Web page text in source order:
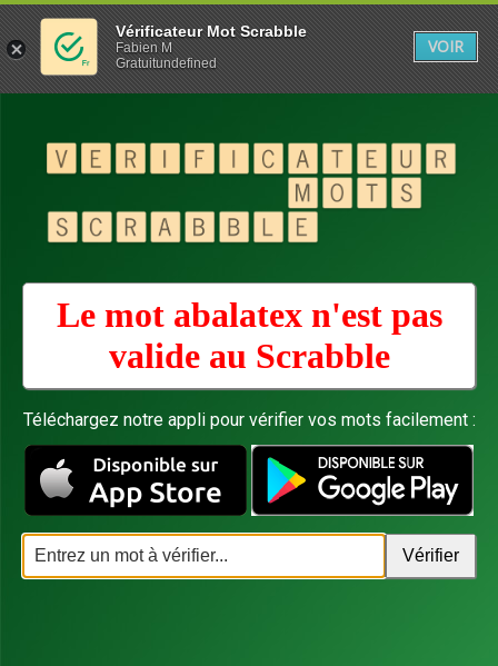
Le mot abalatex n'est pas
valide au Scrabble
Téléchargez notre appli pour vérifier vos mots facilement :
Vérificateur Mot Scrabble
Fabien M
Gratuitundefined
VOIR